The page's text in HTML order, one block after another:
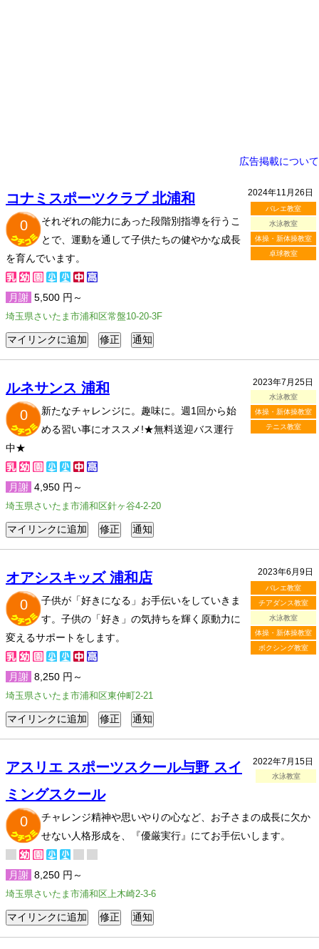
広告掲載について
2024年11月26日
バレエ教室
水泳教室
体操・新体操教室
卓球教室
コナミスポーツクラブ 北浦和
0
それぞれの能力にあった段階別指導を行うこ
とで、運動を通して子供たちの健やかな成長
を育んでいます。
月謝 5,500 円～
埼玉県さいたま市浦和区常盤10-20-3F
2023年7月25日
水泳教室
体操・新体操教室
テニス教室
ルネサンス 浦和
0
新たなチャレンジに。趣味に。週1回から始
める習い事にオススメ!★無料送迎バス運行
中★
月謝 4,950 円～
埼玉県さいたま市浦和区針ヶ谷4-2-20
2023年6月9日
バレエ教室
チアダンス教室
水泳教室
体操・新体操教室
ボクシング教室
オアシスキッズ 浦和店
0
子供が「好きになる」お手伝いをしていきま
す。子供の「好き」の気持ちを輝く原動力に
変えるサポートをします。
月謝 8,250 円～
埼玉県さいたま市浦和区東仲町2-21
2022年7月15日
水泳教室
アスリエ スポーツスクール与野 スイ
ミングスクール
0
チャレンジ精神や思いやりの心など、お子さまの成長に欠か
せない人格形成を、『優厳実行』にてお手伝いします。
月謝 8,250 円～
埼玉県さいたま市浦和区上木崎2-3-6